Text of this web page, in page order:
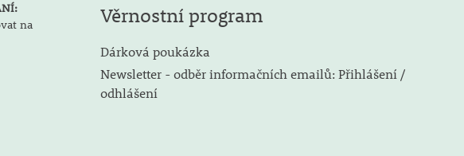
na
Věrnostní program
Dárková poukázka
Newsletter - odběr informačních emailů: Přihlášení /
odhlášení